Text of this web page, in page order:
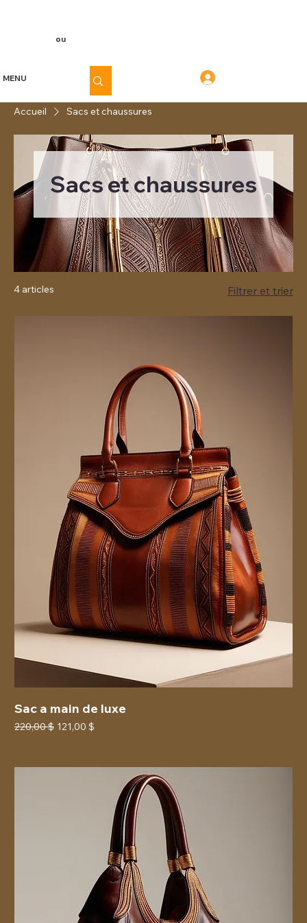
ou
MENU
Accueil Sacs et chaussures
Sacs et chaussures
4 articles Filtrer et trier
Sac a main de luxe
Prix original
220,00 $ Prix promotionnel
121,00 $